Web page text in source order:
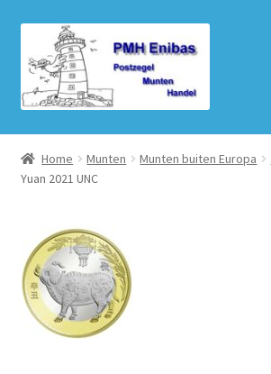
door
naar
navigatie
naar
de
inhoud
Home
Beurzen
Winkel
Winkelmand
Afrekenen
Home Munten Munten buiten Europa
Yuan 2021 UNC